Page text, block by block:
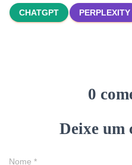
CHATGPT PERPLEXITY
0
Deixe um
Nome *